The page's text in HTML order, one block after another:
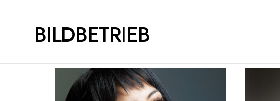
BILDBETRIEB